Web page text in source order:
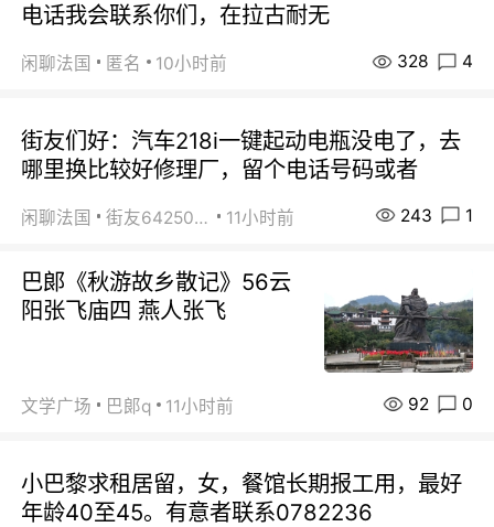
电话我会联系你们，在拉古耐无
闲聊法国 匿名 10小时前 328 4
街友们好：汽车218i一键起动电瓶没电了，去
哪里换比较好修理厂，留个电话号码或者
闲聊法国 街友64250024 11小时前 243 1
巴郞《秋游故乡散记》56云
阳张飞庙四 燕人张飞
文学广场 巴郞q 11小时前 92 0
小巴黎求租居留，女，餐馆长期报工用，最好
年龄40至45。有意者联系0782236